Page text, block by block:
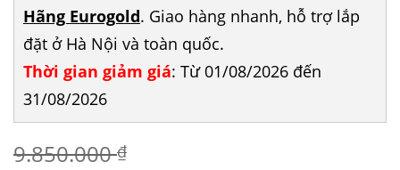
Hãng Eurogold. Giao hàng nhanh, hỗ trợ lắp
đặt ở Hà Nội và toàn quốc.
Thời gian giảm giá: Từ 01/08/2026 đến
31/08/2026
9.850.000₫